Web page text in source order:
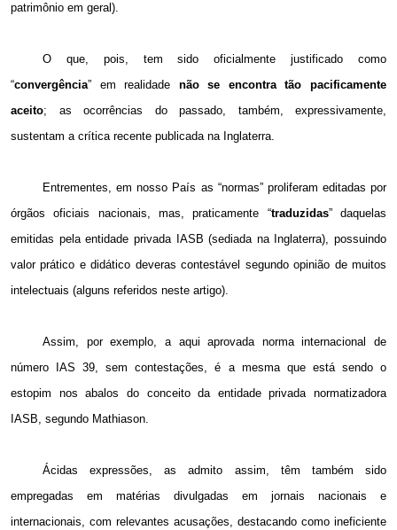
patrimônio em geral).
O que, pois, tem sido oficialmente justificado como
“convergência” em realidade não se encontra tão pacificamente
aceito; as ocorrências do passado, também, expressivamente,
sustentam a crítica recente publicada na Inglaterra.
Entrementes, em nosso País as “normas” proliferam editadas por
órgãos oficiais nacionais, mas, praticamente “traduzidas” daquelas
emitidas pela entidade privada IASB (sediada na Inglaterra), possuindo
valor prático e didático deveras contestável segundo opinião de muitos
intelectuais (alguns referidos neste artigo).
Assim, por exemplo, a aqui aprovada norma internacional de
número IAS 39, sem contestações, é a mesma que está sendo o
estopim nos abalos do conceito da entidade privada normatizadora
IASB, segundo Mathiason.
Ácidas expressões, as admito assim, têm também sido
empregadas em matérias divulgadas em jornais nacionais e
internacionais, com relevantes acusações, destacando como ineficiente